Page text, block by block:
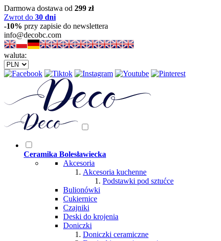
Darmowa dostawa od 299 zł
Zwrot do 30 dni
-10% przy zapisie do newslettera
info@decobc.com
waluta:
Ceramika Bolesławiecka
Akcesoria
Akcesoria kuchenne
Podstawki pod sztućce
Bulionówki
Cukiernice
Czajniki
Deski do krojenia
Doniczki
Doniczki ceramiczne